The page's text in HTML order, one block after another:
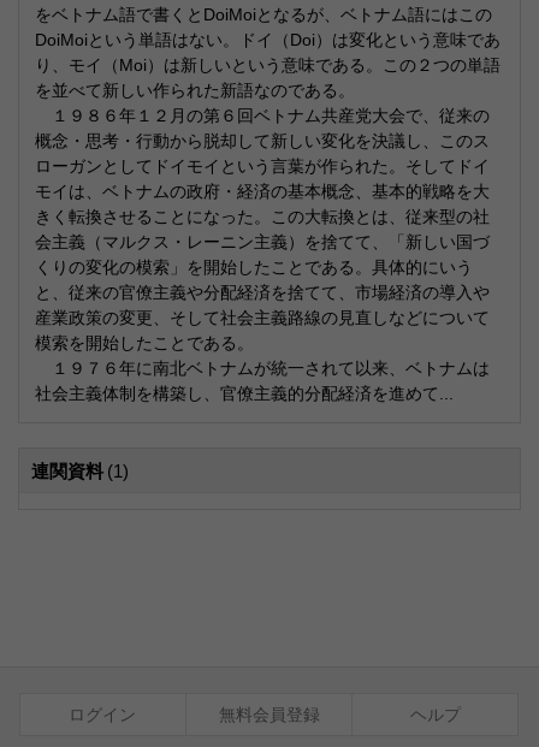
をベトナム語で書くとDoiMoiとなるが、ベトナム語にはこの
DoiMoiという単語はない。ドイ（Doi）は変化という意味であ
り、モイ（Moi）は新しいという意味である。この２つの単語
を並べて新しい作られた新語なのである。
１９８６年１２月の第６回ベトナム共産党大会で、従来の
概念・思考・行動から脱却して新しい変化を決議し、このス
ローガンとしてドイモイという言葉が作られた。そしてドイ
モイは、ベトナムの政府・経済の基本概念、基本的戦略を大
きく転換させることになった。この大転換とは、従来型の社
会主義（マルクス・レーニン主義）を捨てて、「新しい国づ
くりの変化の模索」を開始したことである。具体的にいう
と、従来の官僚主義や分配経済を捨てて、市場経済の導入や
産業政策の変更、そして社会主義路線の見直しなどについて
模索を開始したことである。
１９７６年に南北ベトナムが統一されて以来、ベトナムは
社会主義体制を構築し、官僚主義的分配経済を進めて...
連関資料 (1)
ログイン 無料会員登録 ヘルプ